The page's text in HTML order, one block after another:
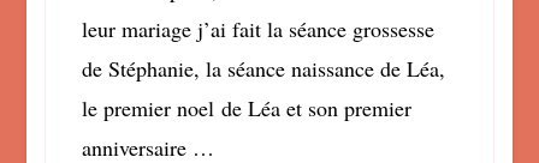
leur mariage j’ai fait la séance grossesse
de Stéphanie, la séance naissance de Léa,
le premier noel de Léa et son premier
anniversaire …